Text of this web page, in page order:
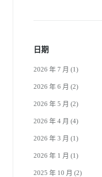
日期
2026 年 7 月 (1)
2026 年 6 月 (2)
2026 年 5 月 (2)
2026 年 4 月 (4)
2026 年 3 月 (1)
2026 年 1 月 (1)
2025 年 10 月 (2)